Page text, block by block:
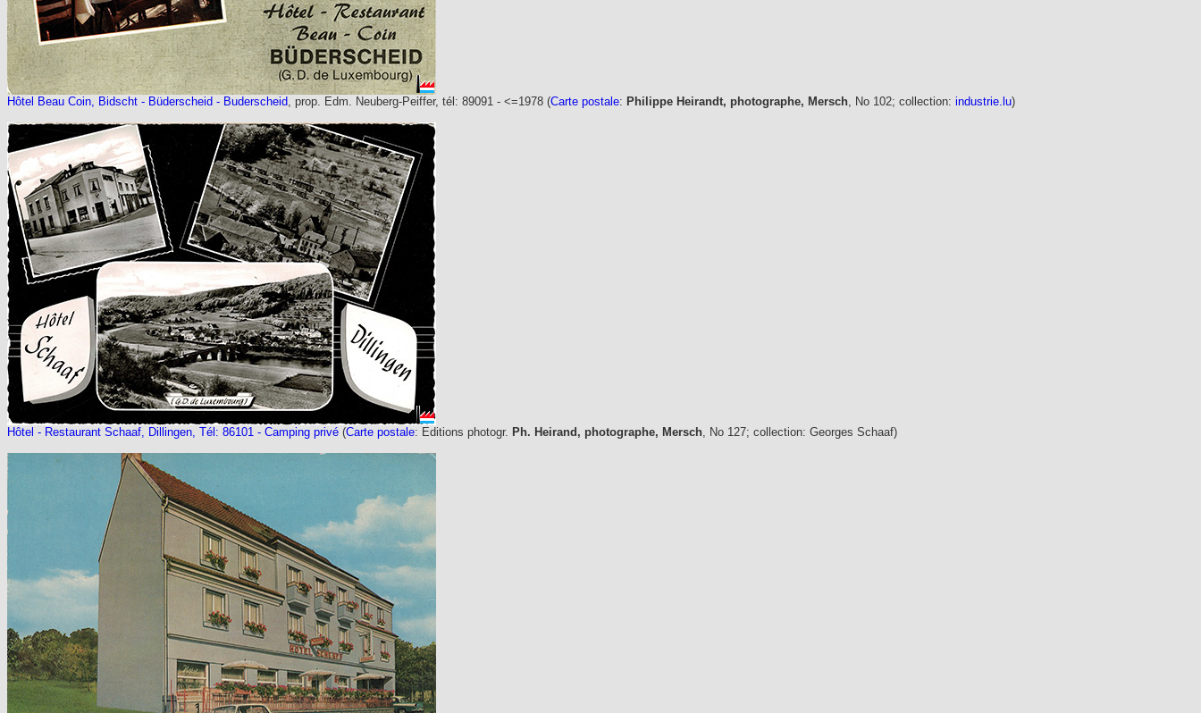
Hôtel Beau Coin, Bidscht - Büderscheid - Buderscheid, prop. Edm. Neuberg-Peiffer, tél: 89091 - <=1978 (Carte postale: Philippe Heirandt, photographe, Mersch, No 102; collection: industrie.lu)
Hôtel - Restaurant Schaaf, Dillingen, Tél: 86101 - Camping privé (Carte postale: Editions photogr. Ph. Heirand, photographe, Mersch, No 127; collection: Georges Schaaf)